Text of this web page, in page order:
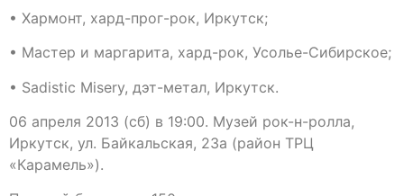
• Хармонт, хард-прог-рок, Иркутск;
• Мастер и маргарита, хард-рок, Усолье-Сибирское;
• Sadistic Misery, дэт-метал, Иркутск.
06 апреля 2013 (сб) в 19:00. Музей рок-н-ролла,
Иркутск, ул. Байкальская, 23а (район ТРЦ
«Карамель»).